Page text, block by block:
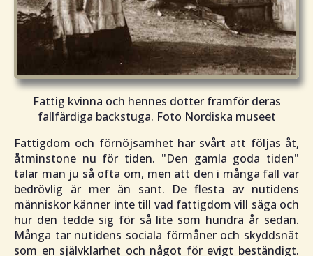
Fattig kvinna och hennes dotter framför deras
fallfärdiga backstuga. Foto Nordiska museet
Fattigdom och förnöjsamhet har svårt att följas åt,
åtminstone nu för tiden. "Den gamla goda tiden"
talar man ju så ofta om, men att den i många fall var
bedrövlig är mer än sant. De flesta av nutidens
människor känner inte till vad fattigdom vill säga och
hur den tedde sig för så lite som hundra år sedan.
Många tar nutidens sociala förmåner och skyddsnät
som en självklarhet och något för evigt beständigt.